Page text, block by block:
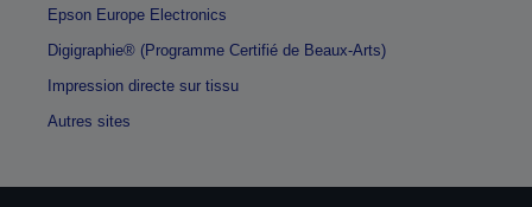
Epson Europe Electronics
Digigraphie® (Programme Certifié de Beaux-Arts)
Impression directe sur tissu
Autres sites